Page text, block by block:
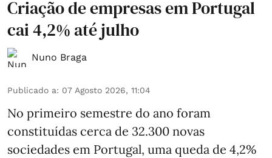
Criação de empresas em Portugal
cai 4,2% até julho
Nuno Braga
Publicado a: 07 Agosto 2026, 11:04
No primeiro semestre do ano foram
constituídas cerca de 32.300 novas
sociedades em Portugal, uma queda de 4,2%